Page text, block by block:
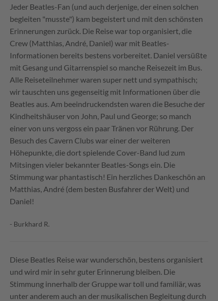
Jeder Beatles-Fan (und auch derjenige, der einen solchen
begleiten "musste") kam begeistert und mit den schönsten
Erinnerungen zurück. Die Reise war top organisiert, die
Crew (Matthias, André, Daniel) war mit Beatles-
Informationen bereits bestens vorbereitet. Daniel versüßte
mit Gesang und Gitarrenspiel so manche Reisezeit im Bus.
Alle Reiseteilnehmer waren super nett und sympathisch;
wir tauschten uns gegenseitig mit Informationen über die
Beatles aus. Am beeindruckendsten waren die Besuche der
Kindheitshäuser von John, Paul und George; so manch
einer von uns vergoss ein paar Tränen vor Rührung. Der
Besuch des Cavern Clubs war einer der weiteren
Höhepunkte, die dort spielende Cover-Band lud zum
Mitsingen vieler bekannter Beatles-Songs ein. Die
Stimmung war phantastisch! Ein herzliches Dankeschön an
Matthias, André (dem besten Busfahrer der Welt) und
Daniel!
- Burkhard R.
Diese Beatles Reise war wunderschön, bestens organisiert
und wird mir in sehr guter Erinnerung bleiben. Die
Stimmung innerhalb der Gruppe war toll und familiär, was
unter anderem auch an der musikalischen Begleitung durch